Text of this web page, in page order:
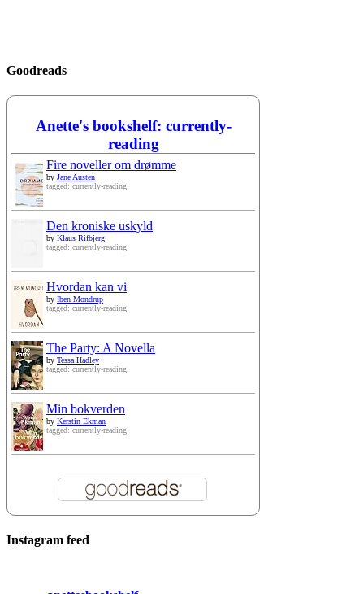
Goodreads
Anette's bookshelf: currently-
reading
Fire noveller om drømme
by Jane Austen
tagged: currently-reading
Den kroniske uskyld
by Klaus Rifbjerg
tagged: currently-reading
Hvordan kan vi
by Iben Mondrup
tagged: currently-reading
The Party: A Novella
by Tessa Hadley
tagged: currently-reading
Min bokverden
by Kerstin Ekman
tagged: currently-reading
Instagram feed